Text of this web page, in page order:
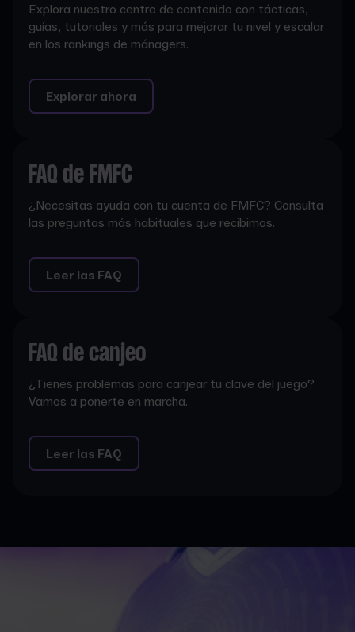
Explora nuestro centro de contenido con tácticas,
guías, tutoriales y más para mejorar tu nivel y escalar
en los rankings de mánagers.
Explorar ahora
FAQ de FMFC
¿Necesitas ayuda con tu cuenta de FMFC? Consulta
las preguntas más habituales que recibimos.
Leer las FAQ
FAQ de canjeo
¿Tienes problemas para canjear tu clave del juego?
Vamos a ponerte en marcha.
Leer las FAQ